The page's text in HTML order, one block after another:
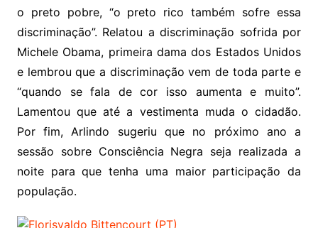
o preto pobre, “o preto rico também sofre essa
discriminação”. Relatou a discriminação sofrida por
Michele Obama, primeira dama dos Estados Unidos
e lembrou que a discriminação vem de toda parte e
“quando se fala de cor isso aumenta e muito”.
Lamentou que até a vestimenta muda o cidadão.
Por fim, Arlindo sugeriu que no próximo ano a
sessão sobre Consciência Negra seja realizada a
noite para que tenha uma maior participação da
população.